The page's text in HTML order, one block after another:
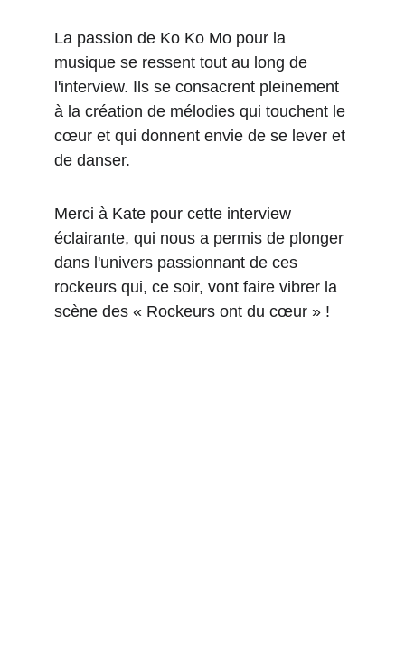
La passion de Ko Ko Mo pour la
musique se ressent tout au long de
l'interview. Ils se consacrent pleinement
à la création de mélodies qui touchent le
cœur et qui donnent envie de se lever et
de danser.
Merci à Kate pour cette interview
éclairante, qui nous a permis de plonger
dans l'univers passionnant de ces
rockeurs qui, ce soir, vont faire vibrer la
scène des « Rockeurs ont du cœur » !